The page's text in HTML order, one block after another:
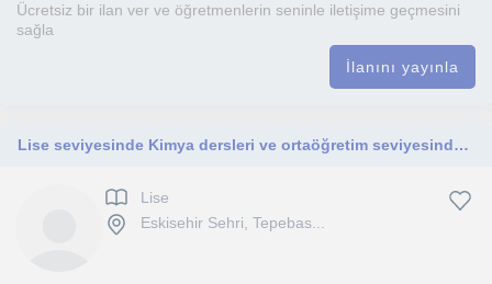
Ücretsiz bir ilan ver ve öğretmenlerin seninle iletişime geçmesini
sağla
İlanını yayınla
Lise seviyesinde Kimya dersleri ve ortaöğretim seviyesinde Fen Bilgisi dersleri vermekteyim.
Lise
Eskisehir Sehri, Tepebas...